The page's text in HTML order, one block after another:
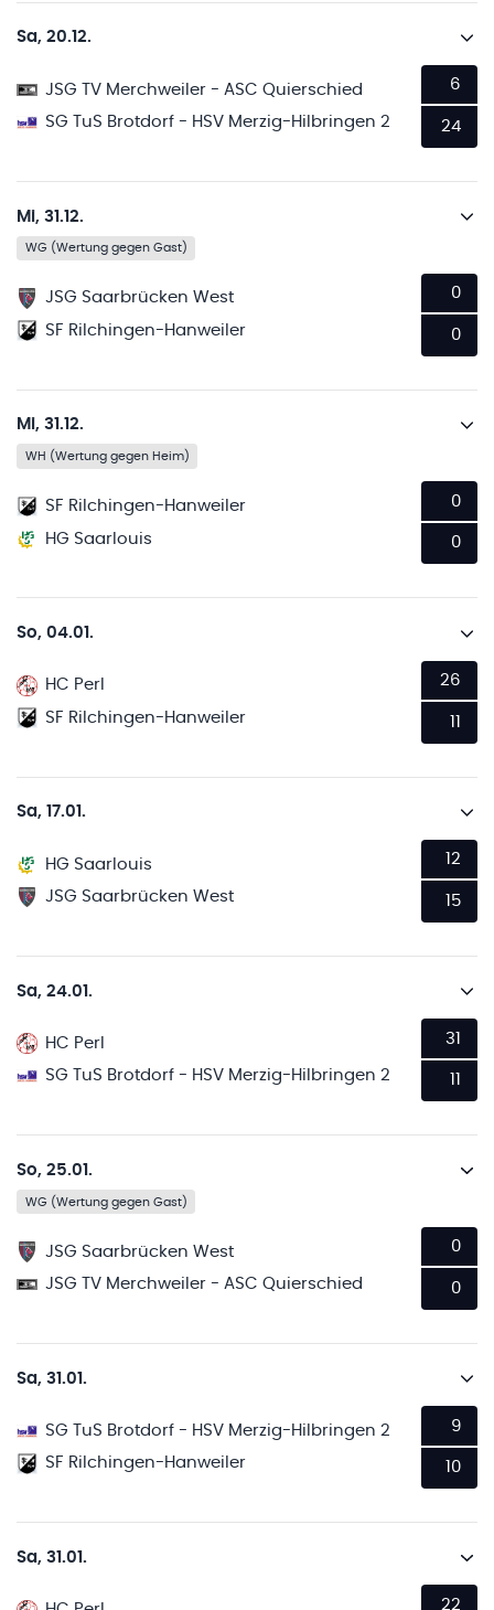
Sa, 20.12.
JSG TV Merchweiler - ASC Quierschied
SG TuS Brotdorf - HSV Merzig-Hilbringen 2
6
24
Mi, 31.12.
WG (Wertung gegen Gast)
JSG Saarbrücken West
SF Rilchingen-Hanweiler
0
0
Mi, 31.12.
WH (Wertung gegen Heim)
SF Rilchingen-Hanweiler
HG Saarlouis
0
0
So, 04.01.
HC Perl
SF Rilchingen-Hanweiler
26
11
Sa, 17.01.
HG Saarlouis
JSG Saarbrücken West
12
15
Sa, 24.01.
HC Perl
SG TuS Brotdorf - HSV Merzig-Hilbringen 2
31
So, 25.01.
WG (Wertung gegen Gast)
JSG Saarbrücken West
JSG TV Merchweiler - ASC Quierschied
0
0
Sa, 31.01.
SG TuS Brotdorf - HSV Merzig-Hilbringen 2
SF Rilchingen-Hanweiler
9
10
Sa, 31.01.
22